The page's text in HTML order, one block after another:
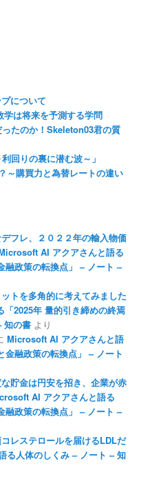
について
学は将来を予測する学問
たのか！Skeleton03君の質
回りの裏に潜む波～」
～購買力と為替レートの違い
フレ、２０２２年の輸入物価
AI アクアさんと語る
融政策の転換点」 – ノート –
トを多角的に考えてみました
2025年 量的引き締めの終焉
知の書 より
Microsoft AI アクアさんと語
金融政策の転換点」 – ノート
貯金は円安を招き、企業が赤
AI アクアさんと語る
融政策の転換点」 – ノート –
レステロールを届けるLDLだ
る人体のしくみ – ノート – 知